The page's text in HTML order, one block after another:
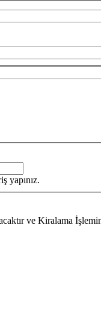
yapınız.
ve Kiralama